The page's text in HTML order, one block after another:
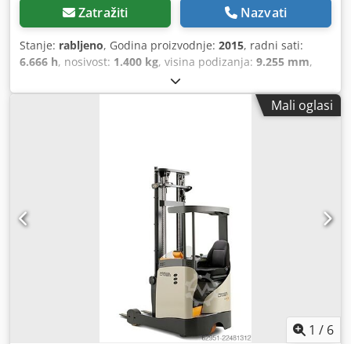
Zatražiti Nazvati
Stanje: rabljeno, Godina proizvodnje: 2015, radni sati:
6.666 h, nosivost: 1.400 kg, visina podizanja: 9.255 mm,
, vrsta jarbola:
visina:2.080 mm, duljina vilica:1.150 mm, masa praznog
, vrsta pogona:
klasa 2 = 1.000 - 2.500 kg Tip jarbola: Triplex Veličina
prednjih guma: Baterija Volt: 48V Proizvođač baterije:
Hawker Godina proizvodnje baterije: 2021 Krovni pokrov,
Mali oglasi
1 / 6